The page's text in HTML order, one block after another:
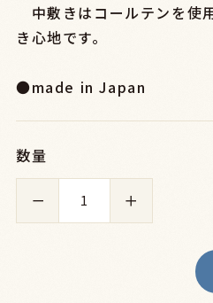
中敷きはコールテンを使
き心地です。
●made in Japan
数量
－ ＋